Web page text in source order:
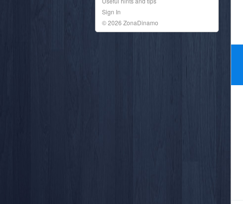
Sign In
© 2026 ZonaDinamo